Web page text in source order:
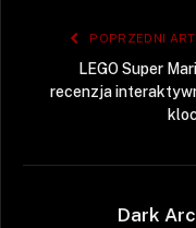
POPRZEDNI
LEGO Super
recenzja
Dark